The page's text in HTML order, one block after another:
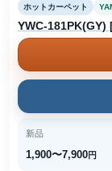
ホットカーペット
YWC-181PK(GY)
新品
1,900〜7,900円